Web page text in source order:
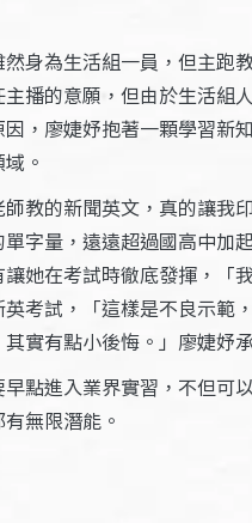
身為生活組一員，但主
播的意願，但由於生活
，廖婕妤抱著一顆學習
。
教的新聞英文，真的讓
字量，遠遠超過國高中
她在考試時徹底發揮，
考試，「這樣是不良示
實有點小後悔。」廖婕
點進入業界實習，不但
無限潛能。